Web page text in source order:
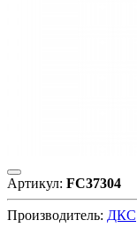
Артикул: FC37304
Производитель: ДКС